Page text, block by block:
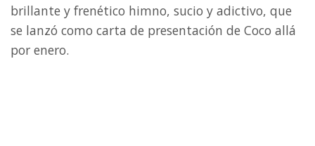
brillante y frenético himno, sucio y adictivo, que
se lanzó como carta de presentación de Coco allá
por enero.